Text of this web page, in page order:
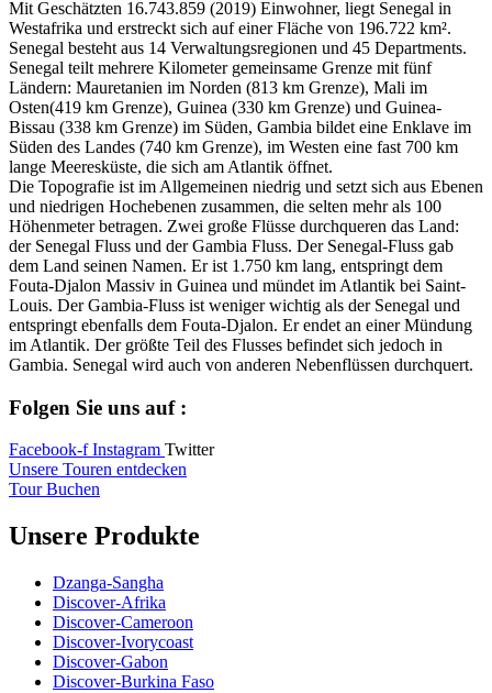
Mit Geschätzten 16.743.859 (2019) Einwohner, liegt Senegal in
Westafrika und erstreckt sich auf einer Fläche von 196.722 km².
Senegal besteht aus 14 Verwaltungsregionen und 45 Departments.
Senegal teilt mehrere Kilometer gemeinsame Grenze mit fünf
Ländern: Mauretanien im Norden (813 km Grenze), Mali im
Osten(419 km Grenze), Guinea (330 km Grenze) und Guinea-
Bissau (338 km Grenze) im Süden, Gambia bildet eine Enklave im
Süden des Landes (740 km Grenze), im Westen eine fast 700 km
lange Meeresküste, die sich am Atlantik öffnet.
Die Topografie ist im Allgemeinen niedrig und setzt sich aus Ebenen
und niedrigen Hochebenen zusammen, die selten mehr als 100
Höhenmeter betragen. Zwei große Flüsse durchqueren das Land:
der Senegal Fluss und der Gambia Fluss. Der Senegal-Fluss gab
dem Land seinen Namen. Er ist 1.750 km lang, entspringt dem
Fouta-Djalon Massiv in Guinea und mündet im Atlantik bei Saint-
Louis. Der Gambia-Fluss ist weniger wichtig als der Senegal und
entspringt ebenfalls dem Fouta-Djalon. Er endet an einer Mündung
im Atlantik. Der größte Teil des Flusses befindet sich jedoch in
Gambia. Senegal wird auch von anderen Nebenflüssen durchquert.
Folgen Sie uns auf :
Facebook-f Instagram Twitter
Unsere Touren entdecken
Tour Buchen
Unsere Produkte
Dzanga-Sangha
Discover-Afrika
Discover-Cameroon
Discover-Ivorycoast
Discover-Gabon
Discover-Burkina Faso